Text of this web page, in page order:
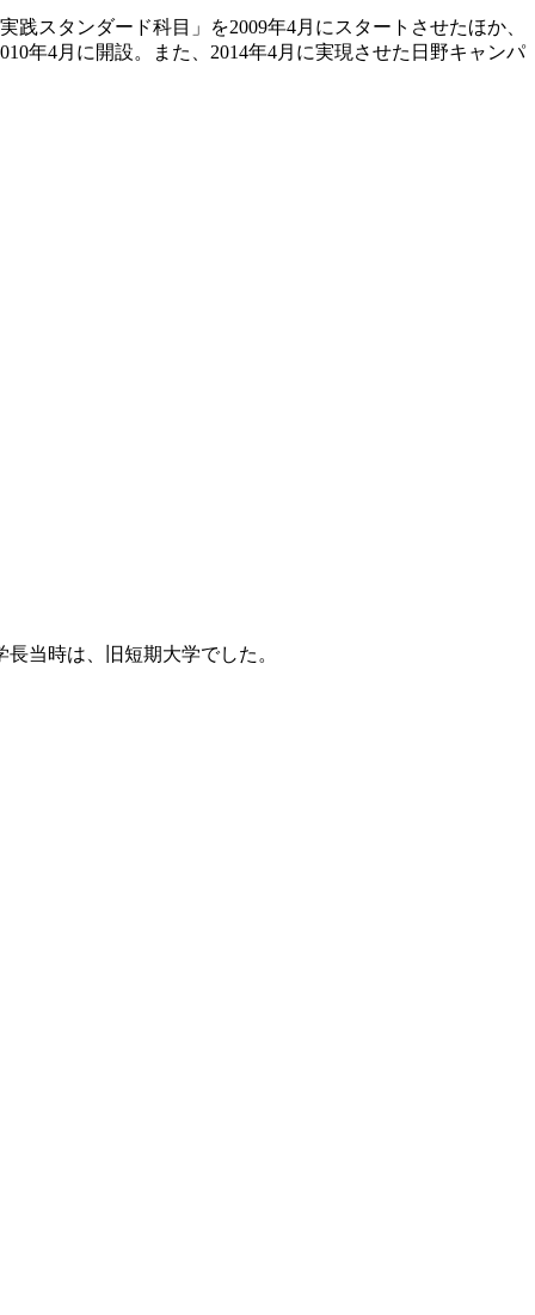
スタンダード科目」を2009年4月にスタートさせたほか、
年4月に開設。また、2014年4月に実現させた日野キャンパ
当時は、旧短期大学でした。